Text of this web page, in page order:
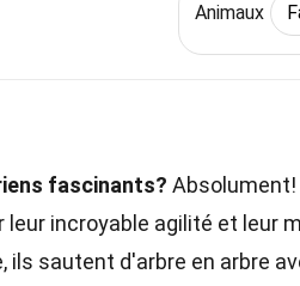
Animaux
fascinants? Absolument!
incroyable agilité et leur
sautent d'arbre en arbre